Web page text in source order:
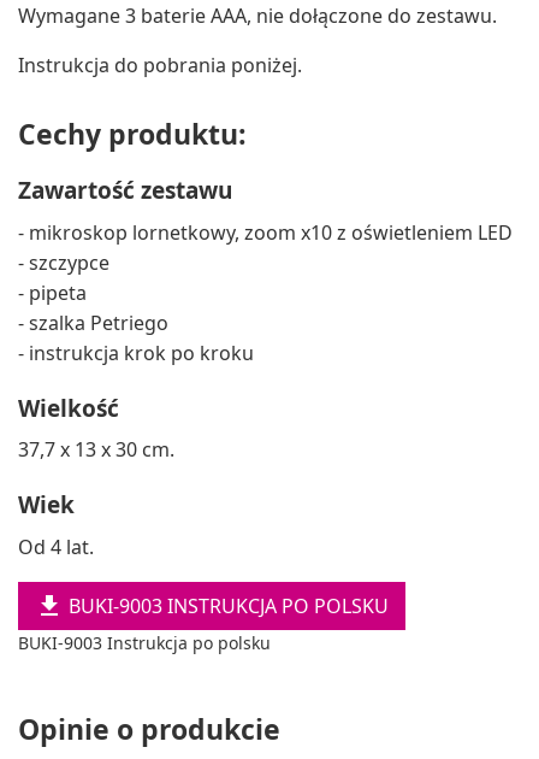
Wymagane 3 baterie AAA, nie dołączone do zestawu.
Instrukcja do pobrania poniżej.
Cechy produktu:
Zawartość zestawu
- mikroskop lornetkowy, zoom x10 z oświetleniem LED
- szczypce
- pipeta
- szalka Petriego
- instrukcja krok po kroku
Wielkość
37,7 x 13 x 30 cm.
Wiek
Od 4 lat.
 BUKI-9003 INSTRUKCJA PO POLSKU
BUKI-9003 Instrukcja po polsku
Opinie o produkcie